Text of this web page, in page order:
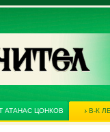
АТАНАС ЦОНКОВ В-К